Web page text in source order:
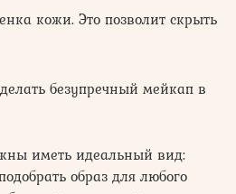
кожи. Это позволит скрыть
безупречный мейкап в
иметь идеальный вид:
образ для любого